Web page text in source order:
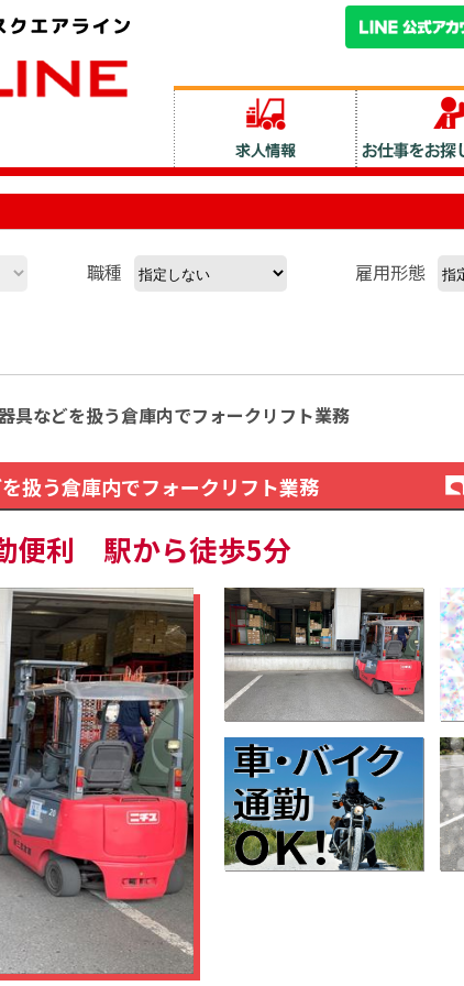
職種 雇用形態
具などを扱う倉庫内でフォークリフト業務
扱う倉庫内でフォークリフト業務
便利 駅から徒歩5分